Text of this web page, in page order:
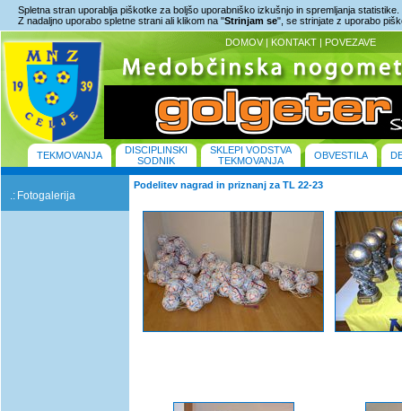
Spletna stran uporablja piškotke za boljšo uporabniško izkušnjo in spremljanja statistike.
Z nadaljno uporabo spletne strani ali klikom na "Strinjam se", se strinjate z uporabo
DOMOV | KONTAKT | POVEZAVE
TEKMOVANJA
DISCIPLINSKI
SODNIK
SKLEPI VODSTVA
TEKMOVANJA
OBVESTILA
.: Fotogalerija
Podelitev nagrad in priznanj za TL 22-23